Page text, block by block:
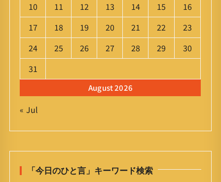
August 2026
10
11 12 13 14 15
16
17
18 19 20 21 22
23
24
25 26 27 28 29
30
31
« Jul
「今日のひと言」キーワード検索